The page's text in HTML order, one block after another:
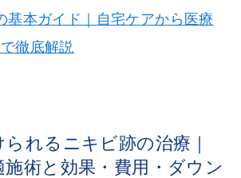
基本ガイド｜自宅ケアから医療
徹底解説
れるニキビ跡の治療｜
術と効果・費用・ダウン